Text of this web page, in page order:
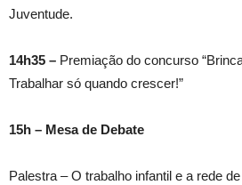
Juventude.
14h35 – Premiação do concurso
Trabalhar só quando crescer!”
15h – Mesa de Debate
Palestra – O trabalho infantil e a rede